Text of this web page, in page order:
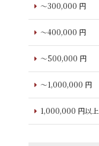
～300,000 円
～400,000 円
～500,000 円
～1,000,000 円
1,000,000 円以上